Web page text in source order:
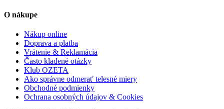
O nákupe
Nákup online
Doprava a platba
Vrátenie & Reklamácia
Často kladené otázky
Klub OZETA
Ako správne odmerať telesné miery
Obchodné podmienky
Ochrana osobných údajov & Cookies